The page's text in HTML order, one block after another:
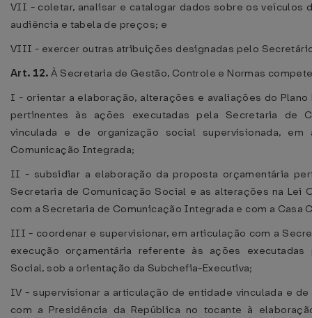
VII - coletar, analisar e catalogar dados sobre os veículos
audiência e tabela de preços; e
VIII - exercer outras atribuições designadas pelo
Art. 12. À Secretaria de Gestão, Controle e Normas
I - orientar a elaboração, alterações e avaliações do Plano
pertinentes às ações executadas pela Secretaria de
vinculada e de organização social supervisionada,
Comunicação Integrada;
II - subsidiar a elaboração da proposta orçamentária
Secretaria de Comunicação Social e as alterações na Lei
com a Secretaria de Comunicação Integrada e com a Casa
III - coordenar e supervisionar, em articulação com a
execução orçamentária referente às ações
Social, sob a orientação da Subchefia-Executiva;
IV - supervisionar a articulação de entidade vinculada e
com a Presidência da República no tocante à